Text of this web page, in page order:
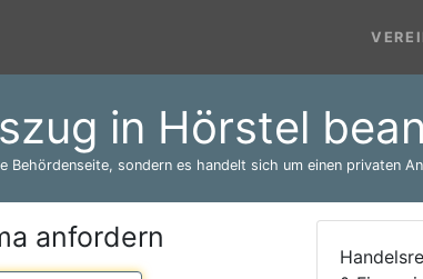
in Hörstel
Behördenseite, sondern es handelt sich um einen privaten
anfordern